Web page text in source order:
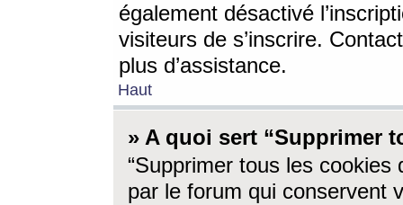
également désactivé
visiteurs de s’inscrire.
plus d’assistance.
Haut
» A quoi sert “Supprimer
“Supprimer tous les cookies
par le forum qui conservent